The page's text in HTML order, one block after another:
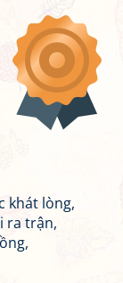
khát lòng,
ra trận,